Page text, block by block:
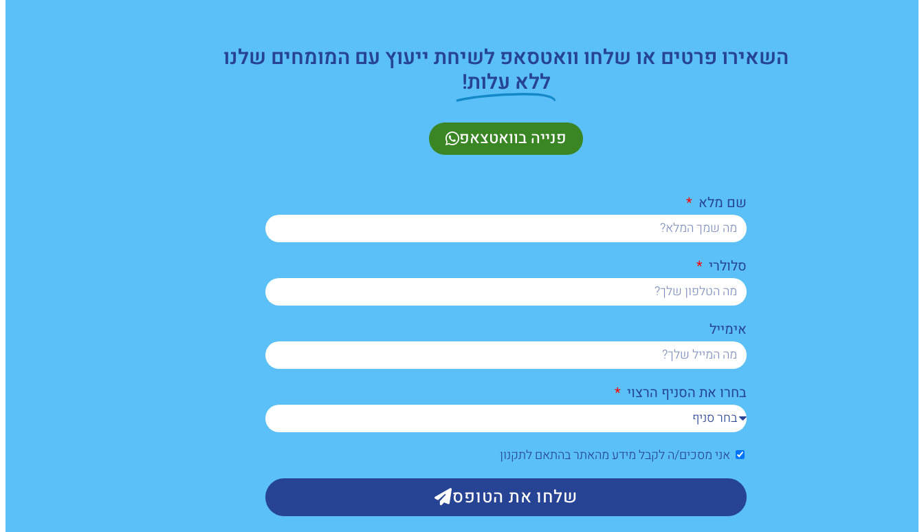
השאירו פרטים או שלחו וואטסאפ לשיחת ייעוץ עם המומחים שלנו
ללא עלות!
פנייה בוואטצאפ
שם מלא
סלולרי
אימייל
בחרו את הסניף הרצוי
אני מסכים/ה לקבל מידע מהאתר בהתאם לתקנון
שלחו את הטופס